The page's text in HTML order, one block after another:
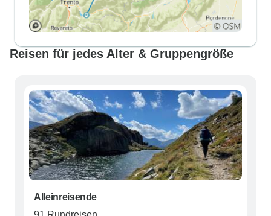
Reisen für jedes Alter & Gruppengröße
Alleinreisende